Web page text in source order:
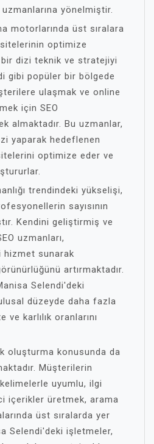
yönelmiştir.
motorlarında üst sıralara
optimize
dizi teknik ve stratejiyi
gibi popüler bir bölgede
ulaşmak ve online
için SEO
almaktadır. Bu uzmanlar,
yaparak hedeflenen
optimize eder ve
trendindeki yükselişi,
sayısının
Kendini geliştirmiş ve
uzmanları,
sunarak
artırmaktadır.
Selendi'deki
düzeyde daha fazla
karlılık oranlarını
oluşturma konusunda da
Müşterilerin
uyumlu, ilgi
içerikler üretmek, arama
üst sıralarda yer
Selendi'deki işletmeler,